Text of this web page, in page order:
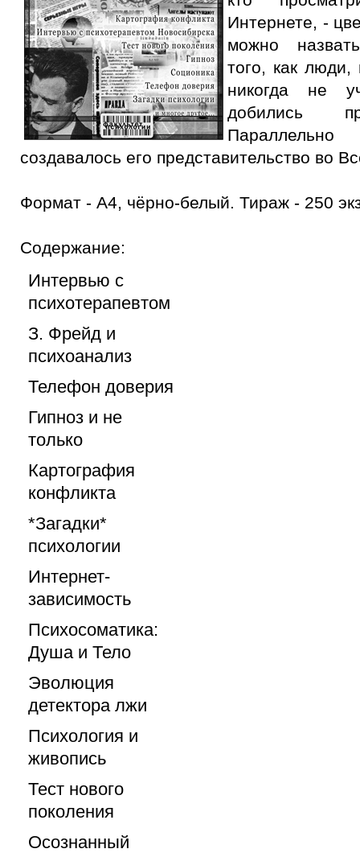
Интернете, -
можно
того, как люди,
никогда не
добились
создавалось его представительство во
Формат - А4, чёрно-белый. Тираж - 250
Содержание:
Интервью с
психотерапевтом
З. Фрейд и
психоанализ
Телефон доверия
Гипноз и не
только
Картография
конфликта
*Загадки*
психологии
Интернет-
зависимость
Психосоматика:
Душа и Тело
Эволюция
детектора лжи
Психология и
живопись
Тест нового
поколения
Осознанный